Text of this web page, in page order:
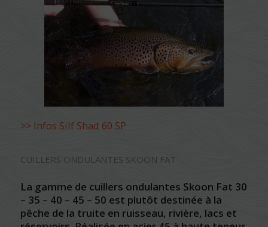
>> Infos Silf Shad 60 SP
CUILLERS ONDULANTES SKOON FAT
La gamme de cuillers ondulantes Skoon Fat 30
– 35 – 40 – 45 – 50 est plutôt destinée à la
pêche de la truite en ruisseau, rivière, lacs et